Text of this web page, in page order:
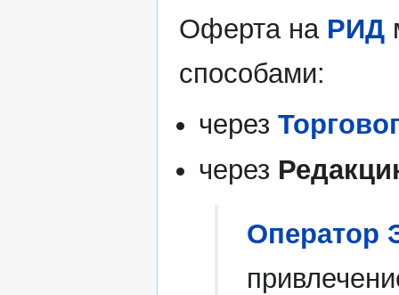
Оферта на РИД
способами:
через
через
Оператор